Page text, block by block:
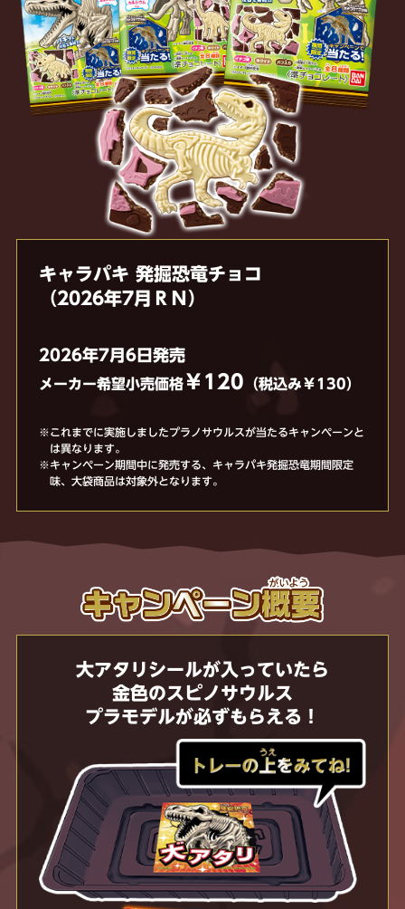
キャラパキ 発掘恐竜チョコ
（2026年7月ＲＮ）
2026年7月6日発売
メーカー希望小売価格￥120 （税込み￥130）
※これまでに実施しましたプラノサウルスが当たるキャンペーンと
は異なります。
※キャンペーン期間中に発売する、キャラパキ発掘恐竜期間限定
味、大袋商品は対象外となります。
大アタリシールが入っていたら
金色のスピノサウルス
プラモデルが必ずもらえる！